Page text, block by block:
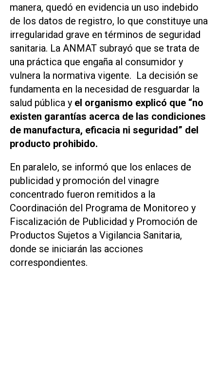
manera, quedó en evidencia un uso indebido
de los datos de registro, lo que constituye una
irregularidad grave en términos de seguridad
sanitaria. La ANMAT subrayó que se trata de
una práctica que engaña al consumidor y
vulnera la normativa vigente. La decisión se
fundamenta en la necesidad de resguardar la
salud pública y el organismo explicó que “no
existen garantías acerca de las condiciones
de manufactura, eficacia ni seguridad” del
producto prohibido.
En paralelo, se informó que los enlaces de
publicidad y promoción del vinagre
concentrado fueron remitidos a la
Coordinación del Programa de Monitoreo y
Fiscalización de Publicidad y Promoción de
Productos Sujetos a Vigilancia Sanitaria,
donde se iniciarán las acciones
correspondientes.